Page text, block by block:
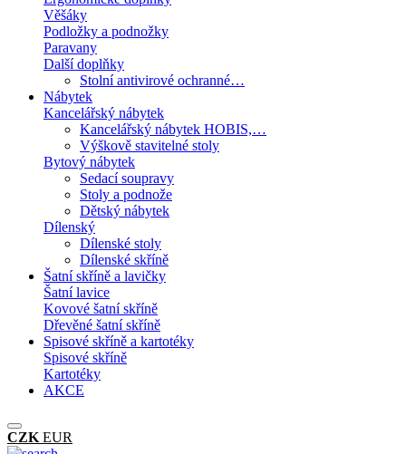
Věšáky
Podložky a podnožky
Paravany
Další doplňky
Stolní antivirové ochranné…
Nábytek
Kancelářský nábytek
Kancelářský nábytek HOBIS,…
Výškově stavitelné stoly
Bytový nábytek
Sedací soupravy
Stoly a podnože
Dětský nábytek
Dílenský
Dílenské stoly
Dílenské skříně
Šatní skříně a lavičky
Šatní lavice
Kovové šatní skříně
Dřevěné šatní skříně
Spisové skříně a kartotéky
Spisové skříně
Kartotéky
AKCE
CZK EUR